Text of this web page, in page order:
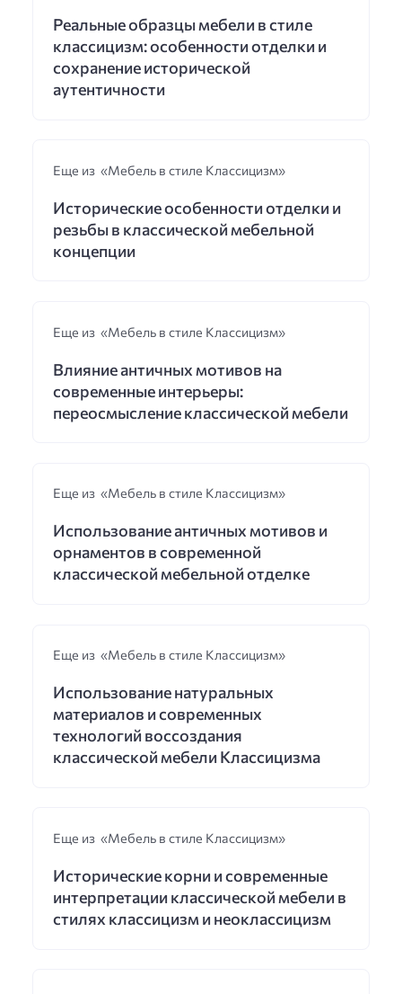
Реальные образцы мебели в стиле
классицизм: особенности отделки и
сохранение исторической
аутентичности
Еще из «Мебель в стиле Классицизм»
Исторические особенности отделки и
резьбы в классической мебельной
концепции
Еще из «Мебель в стиле Классицизм»
Влияние античных мотивов на
современные интерьеры:
переосмысление классической мебели
Еще из «Мебель в стиле Классицизм»
Использование античных мотивов и
орнаментов в современной
классической мебельной отделке
Еще из «Мебель в стиле Классицизм»
Использование натуральных
материалов и современных
технологий воссоздания
классической мебели Классицизма
Еще из «Мебель в стиле Классицизм»
Исторические корни и современные
интерпретации классической мебели в
стилях классицизм и неоклассицизм